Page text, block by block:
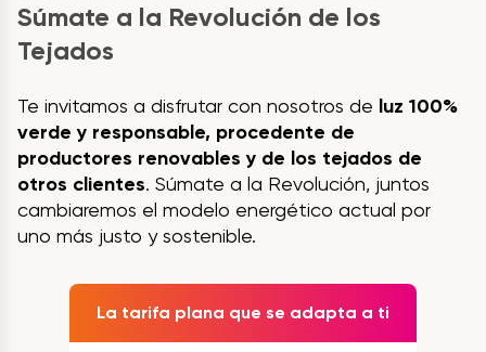
Súmate a la Revolución de los
Tejados
Te invitamos a disfrutar con nosotros de luz 100%
verde y responsable, procedente de
productores renovables y de los tejados de
otros clientes. Súmate a la Revolución, juntos
cambiaremos el modelo energético actual por
uno más justo y sostenible.
La tarifa plana que se adapta a ti